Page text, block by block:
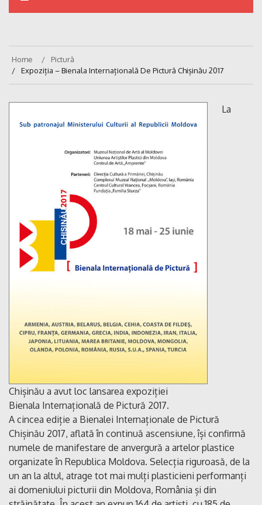
Home
Pictură
Expoziția – Bienala Internațională De Pictură Chișinău 2017
La
Chișinău a avut loc lansarea expoziției
Bienala Internațională de Pictură 2017.
A cincea ediție a Bienalei Internaționale de Pictură
Chișinău 2017, aflată în continuă ascensiune, își confirmă
numele de manifestare de anvergură a artelor plastice
organizate în Republica Moldova. Selecția riguroasă, de la
un an la altul, atrage tot mai mulți plasticieni performanți
ai domeniului picturii din Moldova, România și din